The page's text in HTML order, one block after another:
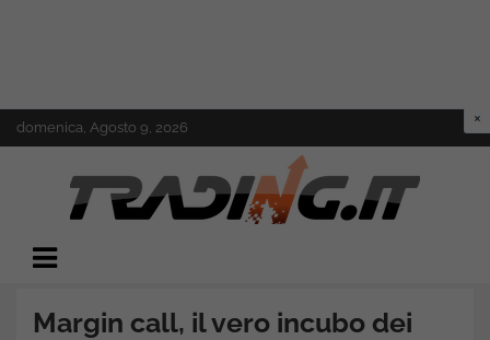
Skip
to
domenica, Agosto 9, 2026
Trading.it
Margin call, il vero incubo dei